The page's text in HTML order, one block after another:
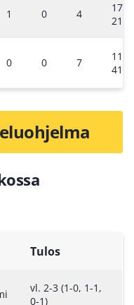
1 0 4
17-
21
0 0 7
11-
41
Tulos
vl. 2-3 (1-0, 1-1,
0-1)